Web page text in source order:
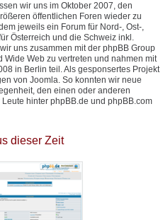
wir uns im Oktober 2007, den
öffentlichen Foren wieder zu
jeweils ein Forum für Nord-, Ost-,
Österreich und die Schweiz inkl.
uns zusammen mit der phpBB Group
Web zu vertreten und nahmen mit
in Berlin teil. Als gesponsertes Projekt
von Joomla. So konnten wir neue
den einen oder anderen
hinter phpBB.de und phpBB.com
dieser Zeit